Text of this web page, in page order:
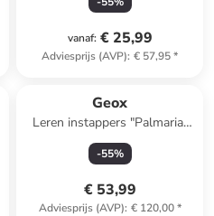
vanaf: € 25,99
Adviesprijs (AVP): € 57,95*
Geox
Leren instappers "Palmaria"
zwart
-55%
€ 53,99
Adviesprijs (AVP): € 120,00*